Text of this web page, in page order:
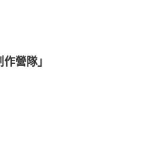
營隊」